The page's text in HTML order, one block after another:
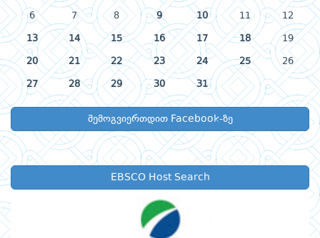
6 7 8 9 10 11 12
13 14 15 16 17 18 19
20 21 22 23 24 25 26
27 28 29 30 31
შემოგვიერთდით Facebook-ზე
EBSCO Host Search